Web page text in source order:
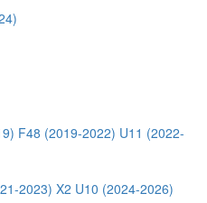
F48 (2019-2022) U11 (2022-
2023) X2 U10 (2024-2026)